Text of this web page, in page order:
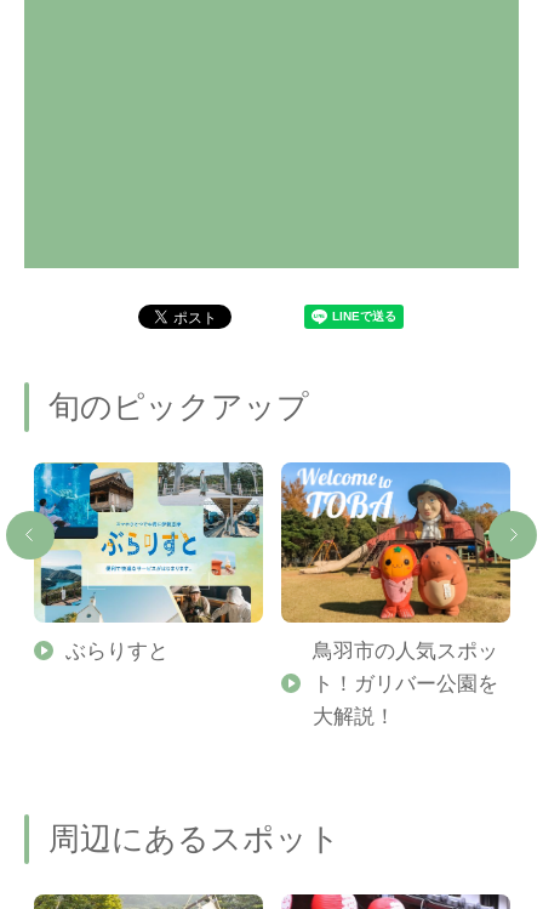
旬のピックアップ
ぶらりすと
鳥羽市の人気スポッ
ト！ガリバー公園を
大解説！
周辺にあるスポット